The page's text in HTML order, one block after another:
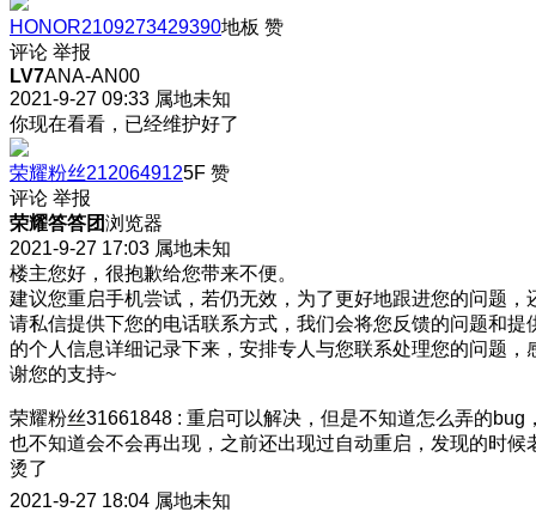
HONOR2109273429390地板 赞
评论 举报
LV7ANA-AN00
2021-9-27 09:33 属地未知
你现在看看，已经维护好了
荣耀粉丝2120649125F 赞
评论 举报
荣耀答答团浏览器
2021-9-27 17:03 属地未知
楼主您好，很抱歉给您带来不便。
建议您重启手机尝试，若仍无效，为了更好地跟进您的问题，
请私信提供下您的电话联系方式，我们会将您反馈的问题和提
的个人信息详细记录下来，安排专人与您联系处理您的问题，
谢您的支持~
荣耀粉丝31661848 : 重启可以解决，但是不知道怎么弄的bug
也不知道会不会再出现 ，之前还出现过自动重启，发现的时候
烫了
2021-9-27 18:04 属地未知